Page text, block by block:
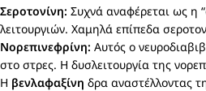
Σεροτονίνη: Συχνά αναφέρεται ως η
λειτουργιών. Χαμηλά επίπεδα
Νορεπινεφρίνη: Αυτός ο
στο στρες. Η δυσλειτουργία της
Η βενλαφαξίνη δρα αναστέλλοντας